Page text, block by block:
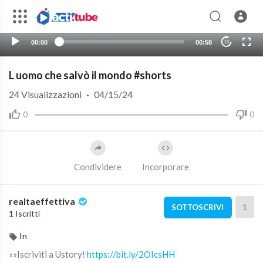
00:00 00:58 10
L uomo che salvò il mondo #shorts
0 0
24Visualizzazioni · 04/15/24
Condividere Incorporare
realtaeffettiva
1 Iscritti
SOTTOSCRIVI 1
In
»»Iscriviti a Ustory! https://bit.ly/2OIcsHH​